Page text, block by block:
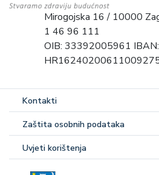
Mirogojska 16 / 10000
1 46 96 111
OIB: 33392005961 IBAN:
Kontakti
Zaštita osobnih podataka
Uvjeti korištenja